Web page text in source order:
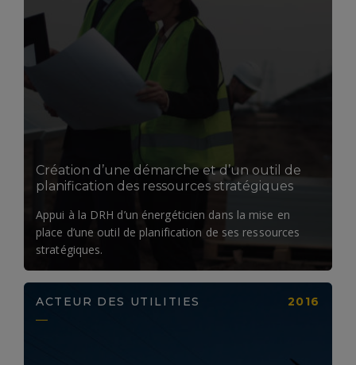
Création d’une démarche et d’un outil de
planification des ressources stratégiques
Appui à la DRH d’un énergéticien dans la mise en
place d’une outil de planification de ses ressources
stratégiques.
ACTEUR DES UTILITIES 2016
LIRE LA SUITE